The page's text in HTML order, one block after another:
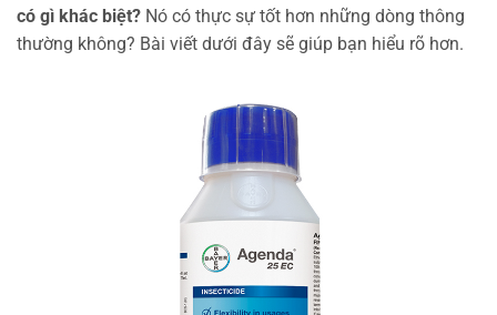
có gì khác biệt? Nó có thực sự tốt hơn những dòng thông
thường không? Bài viết dưới đây sẽ giúp bạn hiểu rõ hơn.